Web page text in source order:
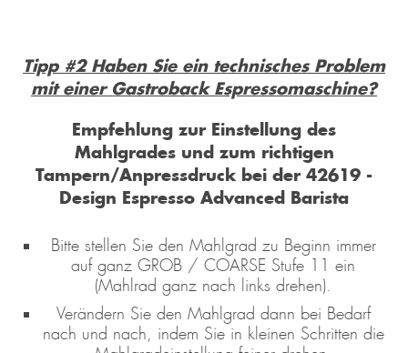
Tipp #2 Haben Sie ein technisches Problem
mit einer Gastroback Espressomaschine?
Empfehlung zur Einstellung des
Mahlgrades und zum richtigen
Tampern/Anpressdruck bei der 42619 -
Design Espresso Advanced Barista
Bitte stellen Sie den Mahlgrad zu Beginn immer
auf ganz GROB / COARSE Stufe 11 ein
(Mahlrad ganz nach links drehen).
Verändern Sie den Mahlgrad dann bei Bedarf
nach und nach, indem Sie in kleinen Schritten die